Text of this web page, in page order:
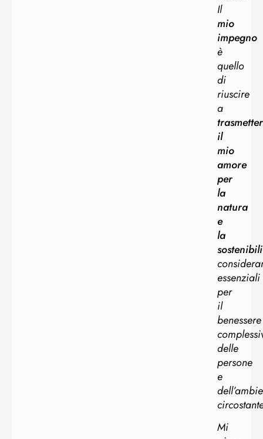
Il
mio
impegno
è
quello
di
riuscire
a
il
mio
amore
per
la
natura
e
la
essenziali
per
il
benessere
delle
persone
e
Mi